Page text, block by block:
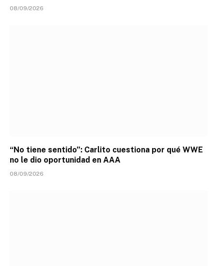
08/09/2026
“No tiene sentido”: Carlito cuestiona por qué WWE
no le dio oportunidad en AAA
08/09/2026